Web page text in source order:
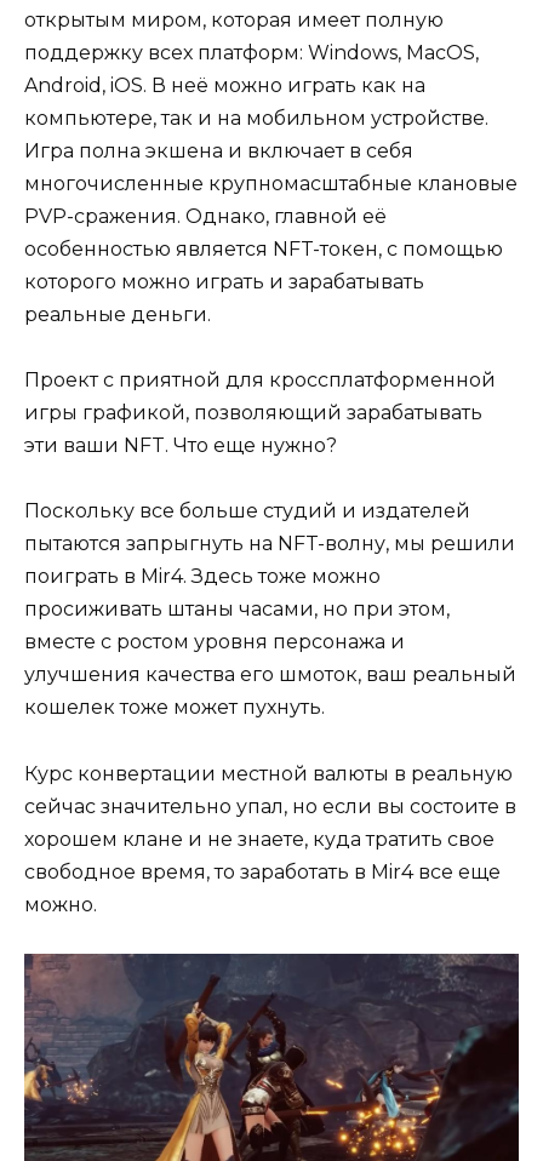
открытым миром, которая имеет полную
поддержку всех платформ: Windows, MacOS,
Android, iOS. В неё можно играть как на
компьютере, так и на мобильном устройстве.
Игра полна экшена и включает в себя
многочисленные крупномасштабные клановые
PVP-сражения. Однако, главной её
особенностью является NFT-токен, с помощью
которого можно играть и зарабатывать
реальные деньги.
Проект с приятной для кроссплатформенной
игры графикой, позволяющий зарабатывать
эти ваши NFT. Что еще нужно?
Поскольку все больше студий и издателей
пытаются запрыгнуть на NFT-волну, мы решили
поиграть в Mir4. Здесь тоже можно
просиживать штаны часами, но при этом,
вместе с ростом уровня персонажа и
улучшения качества его шмоток, ваш реальный
кошелек тоже может пухнуть.
Курс конвертации местной валюты в реальную
сейчас значительно упал, но если вы состоите в
хорошем клане и не знаете, куда тратить свое
свободное время, то заработать в Mir4 все еще
можно.